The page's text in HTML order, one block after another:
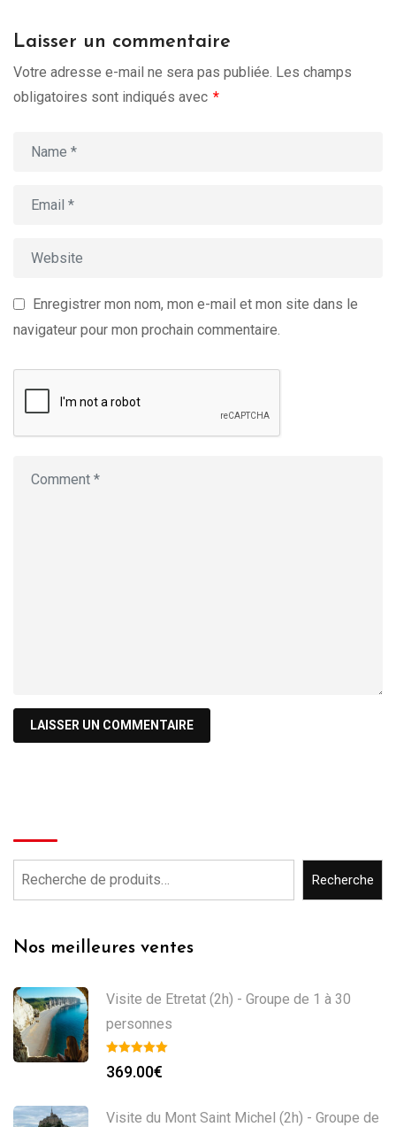
Laisser un commentaire
Votre adresse e-mail ne sera pas publiée. Les champs
obligatoires sont indiqués avec *
Enregistrer mon nom, mon e-mail et mon site dans le
navigateur pour mon prochain commentaire.
Recherche
Nos meilleures ventes
Visite de Etretat (2h) - Groupe de 1 à 30
personnes
369.00€
Visite du Mont Saint Michel (2h) - Groupe de